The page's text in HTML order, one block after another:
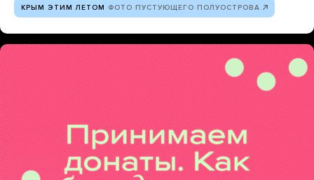
КРЫМ ЭТИМ ЛЕТОМ ФОТО ПУСТУЮЩЕГО ПОЛУОСТРОВА